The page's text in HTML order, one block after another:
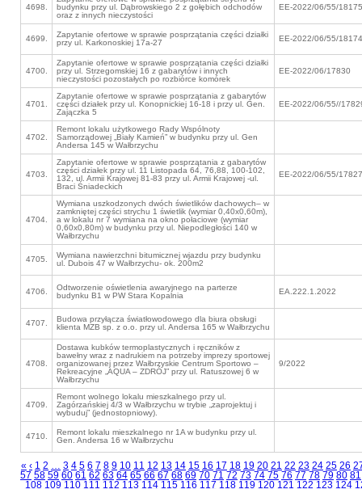
4698.
budynku przy ul. Dąbrowskiego 2 z gołębich odchodów
oraz z innych nieczystości
EE-2022/06/55/18175
4699.
Zapytanie ofertowe w sprawie posprzątania części działki
przy ul. Karkonoskiej 17a-27
EE-2022/06/55/18174
4700.
Zapytanie ofertowe w sprawie posprzątania części działki
przy ul. Strzegomskiej 16 z gabarytów i innych
nieczystości pozostałych po rozbiórce komórek
EE-2022/06/17830
4701.
Zapytanie ofertowe w sprawie posprzątania z gabarytów
części działek przy ul. Konopnickiej 16-18 i przy ul. Gen.
Zajączka 5
EE-2022/06/55//
4702.
Remont lokalu użytkowego Rady Wspólnoty
Samorządowej „Biały Kamień” w budynku przy ul. Gen
Andersa 145 w Wałbrzychu
4703.
Zapytanie ofertowe w sprawie posprzątania z gabarytów
części działek przy ul. 11 Listopada 64, 76,88, 100-102,
132, ul. Armii Krajowej 81-83 przy ul. Armii Krajowej -ul.
Braci Śniadeckich
EE-2022/06/55/17827
4704.
Wymiana uszkodzonych dwóch świetlików dachowych– w
zamkniętej części strychu 1 świetlik (wymiar 0,40x0,60m),
a w lokalu nr 7 wymiana na okno połaciowe (wymiar
0,60x0,80m) w budynku przy ul. Niepodległości 140 w
Wałbrzychu
4705.
Wymiana nawierzchni bitumicznej wjazdu przy budynku
ul. Dubois 47 w Wałbrzychu- ok. 200m2
4706.
Odtworzenie oświetlenia awaryjnego na parterze
budynku B1 w PW Stara Kopalnia
EA.222.1.2022
4707.
Budowa przyłącza światłowodowego dla biura obsługi
klienta MZB sp. z o.o. przy ul. Andersa 165 w Wałbrzychu
4708.
Dostawa kubków termoplastycznych i ręczników z
bawełny wraz z nadrukiem na potrzeby imprezy sportowej
organizowanej przez Wałbrzyskie Centrum Sportowo –
Rekreacyjne „AQUA – ZDRÓJ” przy ul. Ratuszowej 6 w
Wałbrzychu
9/2022
4709.
Remont wolnego lokalu mieszkalnego przy ul.
Zagórzańskiej 4/3 w Wałbrzychu w trybie „zaprojektuj i
wybuduj” (jednostopniowy).
4710.
Remont lokalu mieszkalnego nr 1A w budynku przy ul.
Gen. Andersa 16 w Wałbrzychu
« ‹ 1 2 … 3 4 5 6 7 8 9 10 11 12 13 14 15 16 17 18 19 20 21 22 23 24 25 26
57 58 59 60 61 62 63 64 65 66 67 68 69 70 71 72 73 74 75 76 77 78 79 80 81
108 109 110 111 112 113 114 115 116 117 118 119 120 121 122 123 124